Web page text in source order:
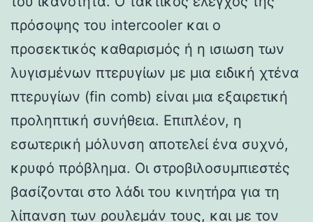
πρόσοψης του intercooler και ο
προσεκτικός καθαρισμός ή η ισιωση των
λυγισμένων πτερυγίων με μια ειδική χτένα
πτερυγίων (fin comb) είναι μια εξαιρετική
προληπτική συνήθεια. Επιπλέον, η
εσωτερική μόλυνση αποτελεί ένα συχνό,
κρυφό πρόβλημα. Οι στροβιλοσυμπιεστές
βασίζονται στο λάδι του κινητήρα για τη
λίπανση των ρουλεμάν τους, και με τον